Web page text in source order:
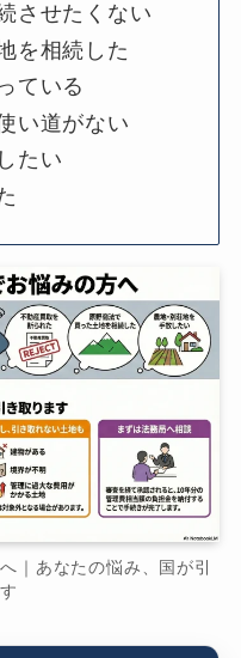
させたくない
を相続した
ている
い道がない
たい
｜あなたの悩み、国が引